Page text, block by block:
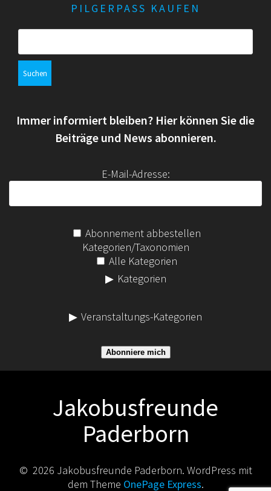
PILGERPASS KAUFEN
n
a
:
Immer informiert bleiben? Hier können Sie die
Beiträge und News abonnieren.
E-Mail-Adresse:
Abonnement abbestellen
Kategorien/Taxonomien
Alle Kategorien
Kategorien
Veranstaltungs-Kategorien
Abonniere mich
Jakobusfreunde
Paderborn
© 2026 Jakobusfreunde Paderborn. WordPress mit
dem Theme OnePage Express.